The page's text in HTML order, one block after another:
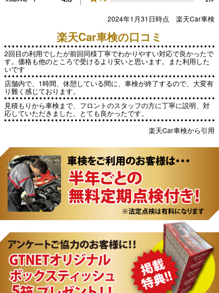
2024年1月31日時点 楽天Car車検
楽天Car車検の口コミ
2回目の利用でしたが前回同様丁寧でわかりやすい対応で良かったで
す。価格も他のところで受けるより安いと思います。また利用した
いです
店舗内で、1時間、休憩している間に、車検が終了するので、大変有
り難く感じております。
見積もりから車検まで、フロントのスタッフの方に丁寧に説明、対
応していただきました。とても良かったです。
楽天Car車検から引用